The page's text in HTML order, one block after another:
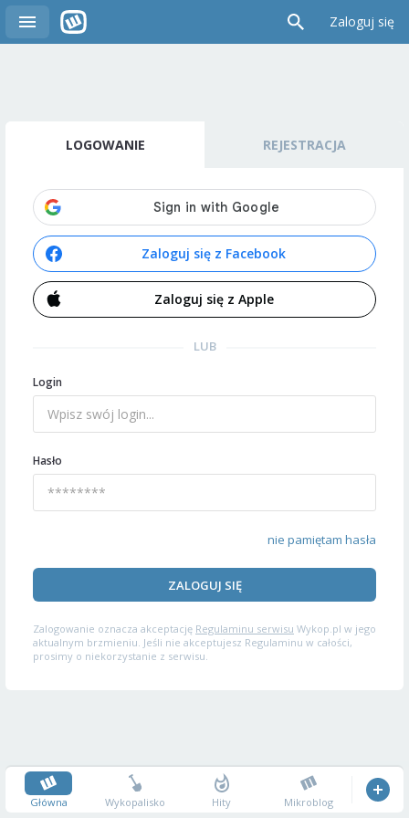
Zaloguj się
LOGOWANIE REJESTRACJA
Zaloguj się z Facebook
Zaloguj się z Apple
LUB
Login
Hasło
nie pamiętam hasła
ZALOGUJ SIĘ
Zalogowanie oznacza akceptację Regulaminu serwisu Wykop.pl w jego
aktualnym brzmieniu. Jeśli nie akceptujesz Regulaminu w całości,
prosimy o niekorzystanie z serwisu.
Główna Wykopalisko Hity Mikroblog